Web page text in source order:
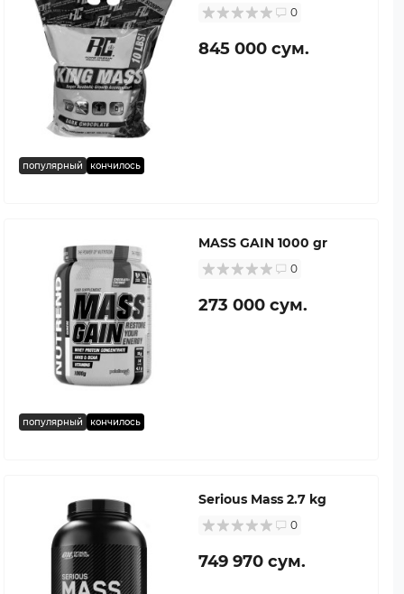
популярный кончилось
0
845 000 сум.
популярный кончилось
MASS GAIN 1000 gr
0
273 000 сум.
Serious Mass 2.7 kg
0
749 970 сум.